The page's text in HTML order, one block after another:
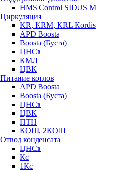
HMS Control SIDUS M
Циркуляция
KR, KRM, KRL Kordis
APD Boosta
Boosta (Буста)
ЦНСв
КМЛ
ЦВК
Питание котлов
APD Boosta
Boosta (Буста)
ЦНСв
ЦВК
ПТН
КОШ, 2КОШ
Отвод конденсата
ЦНСв
Кс
1Кс